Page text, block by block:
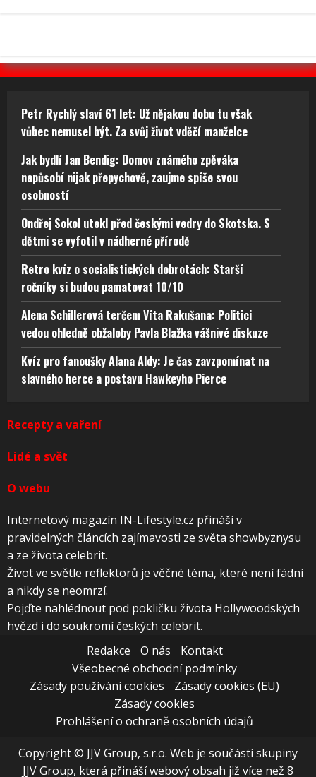
Petr Rychlý slaví 61 let: Už nějakou dobu tu však
vůbec nemusel být. Za svůj život vděčí manželce
Jak bydlí Jan Bendig: Domov známého zpěváka
nepůsobí nijak přepychově, zaujme spíše svou
osobností
Ondřej Sokol utekl před českými vedry do Skotska. S
dětmi se vyfotil v nádherné přírodě
Retro kvíz o socialistických dobrotách: Starší
ročníky si budou pamatovat 10/10
Alena Schillerová terčem Víta Rakušana: Politici
vedou ohledně obžaloby Pavla Blažka vášnivé diskuze
Kvíz pro fanoušky Alana Aldy: Je čas zavzpomínat na
slavného herce a postavu Hawkeyho Pierce
Recepty a vaření
Lidé a svět
O webu
Internetový magazín IN-Lifestyle.cz přináší v
pravidelných článcích zajímavosti ze světa showbyznysu
a ze života celebrit.
Život ve světle reflektorů je věčné téma, které není fádní
a nikdy se neomrzí.
Pojďte nahlédnout pod pokličku života Hollywoodských
hvězd i do soukromí českých celebrit.
Redakce
O nás
Kontakt
Všeobecné obchodní podmínky
Zásady používání cookies
Zásady cookies (EU)
Zásady cookies
Prohlášení o ochraně osobních údajů
Copyright © JJV Group, s.r.o. Web je součástí skupiny
JJV Group, která přináší webový obsah již více než 8